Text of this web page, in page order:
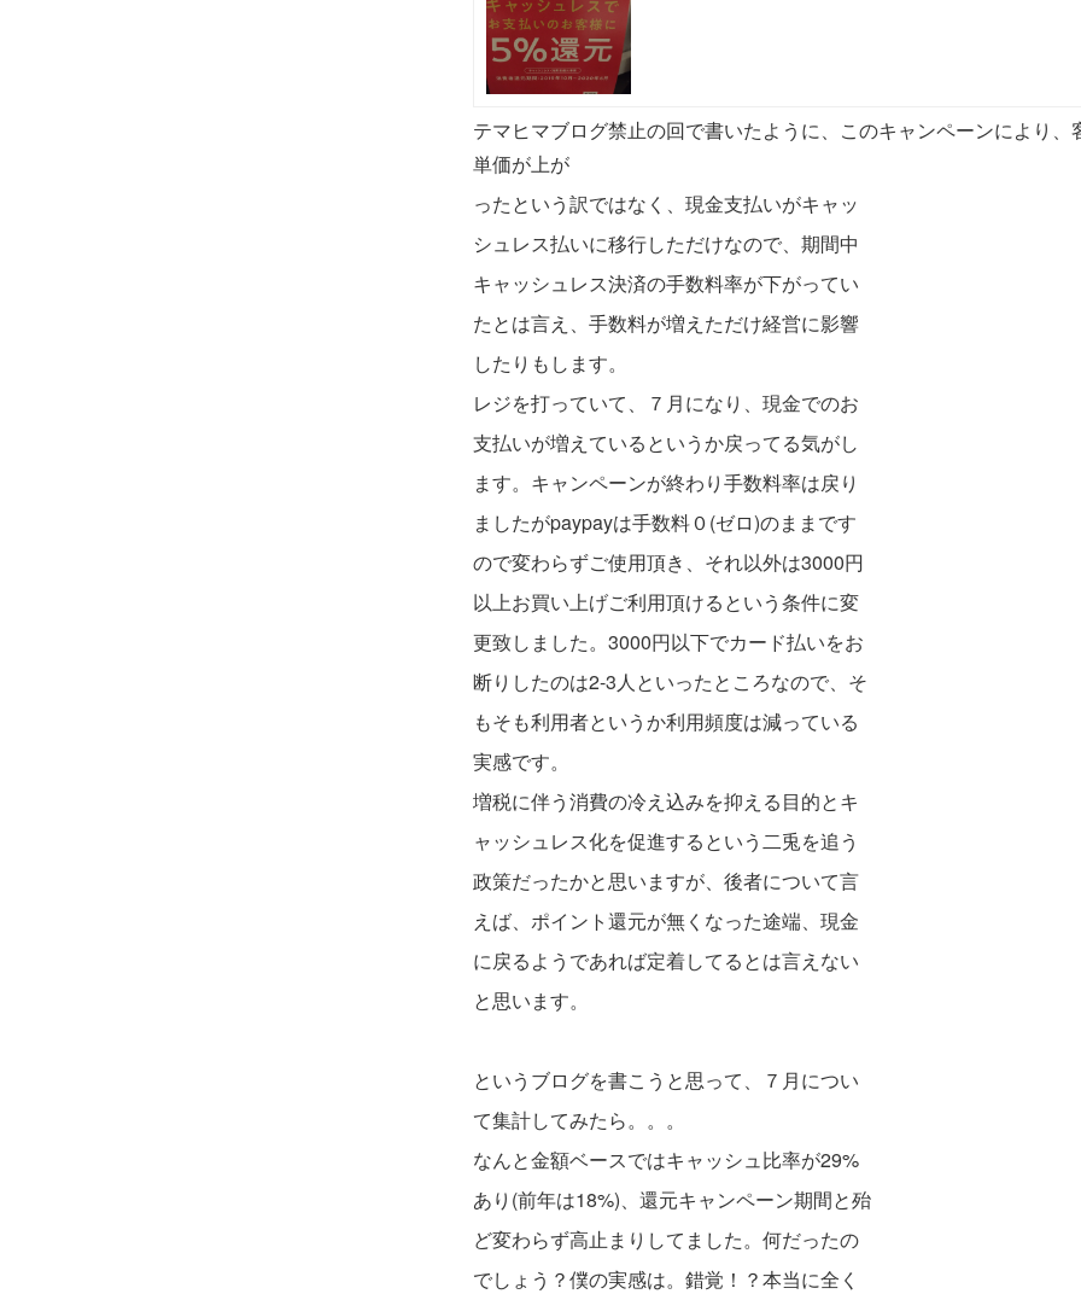
テマヒマブログ禁止の回で書いたように、このキャンペーンにより、
単価が上が
ったという訳ではなく、現金支払いがキャッ
シュレス払いに移行しただけなので、期間中
キャッシュレス決済の手数料率が下がってい
たとは言え、手数料が増えただけ経営に影響
したりもします。
レジを打っていて、７月になり、現金でのお
支払いが増えているというか戻ってる気がし
ます。キャンペーンが終わり手数料率は戻り
ましたがpaypayは手数料０(ゼロ)のままです
ので変わらずご使用頂き、それ以外は3000円
以上お買い上げご利用頂けるという条件に変
更致しました。3000円以下でカード払いをお
断りしたのは2-3人といったところなので、そ
もそも利用者というか利用頻度は減っている
実感です。
増税に伴う消費の冷え込みを抑える目的とキ
ャッシュレス化を促進するという二兎を追う
政策だったかと思いますが、後者について言
えば、 ポイント還元が無くなった途端、現金
に戻るようであれば定着してるとは言えない
と思います。
というブログを書こうと思って、７月につい
て集計してみたら。。。
なんと金額ベースではキャッシュ比率が29%
あり(前年は18%)、還元キャンペーン期間と殆
ど変わらず高止まりしてました。何だったの
でしょう？僕の実感は。錯覚！？本当に全く